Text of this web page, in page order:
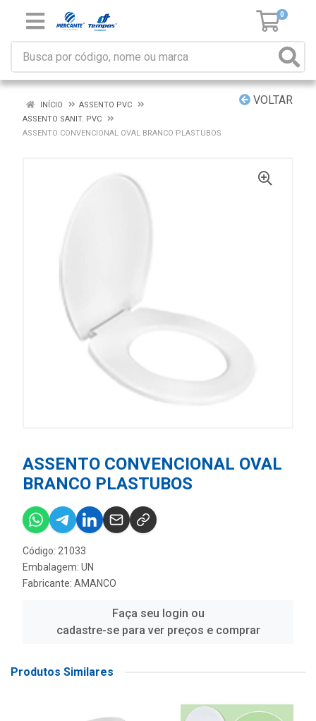
0
VOLTAR
INÍCIO
ASSENTO PVC
ASSENTO SANIT. PVC
ASSENTO CONVENCIONAL OVAL BRANCO PLASTUBOS
ASSENTO CONVENCIONAL OVAL
BRANCO PLASTUBOS
Código: 21033
Embalagem: UN
Fabricante: AMANCO
Faça seu login ou
cadastre-se para ver preços e comprar
Produtos Similares